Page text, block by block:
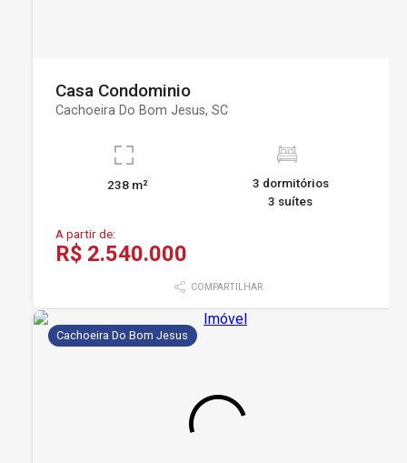
Casa Condominio
Cachoeira Do Bom Jesus, SC
238 m²
3 dormitórios
3 suítes
A partir de:
R$ 2.540.000
COMPARTILHAR
Cachoeira Do Bom Jesus